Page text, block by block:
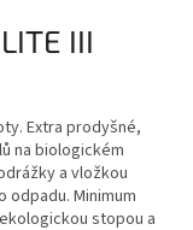
III
Extra prodyšné,
na biologickém
a vložkou
Minimum
stopou a